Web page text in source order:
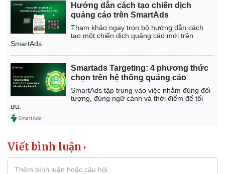
Kinh tế
Hướng dẫn cách tạo chiến dịch
quảng cáo trên SmartAds
Tham khảo ngay trọn bộ hướng dẫn cách
tạo một chiến dịch quảng cáo mới trên
SmartAds.
Smartads Targeting: 4 phương thức
chọn trên hệ thống quảng cáo
SmartAds tập trung vào việc nhắm đúng đối
tượng, đúng ngữ cảnh và thời điểm để tối
ưu.
Viết bình luận